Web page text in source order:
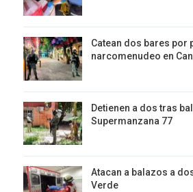
Catean dos bares por
narcomenudeo en
Detienen a dos tras
Supermanzana 77
Atacan a balazos a
Verde